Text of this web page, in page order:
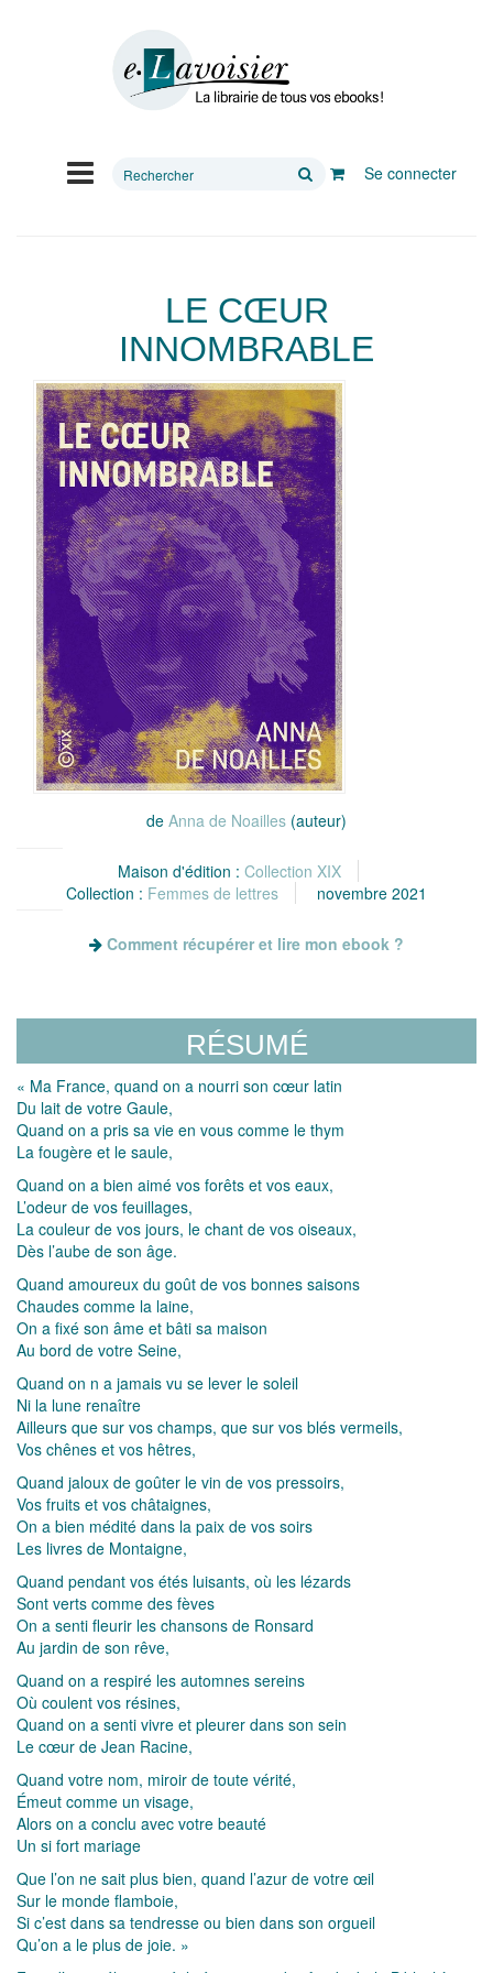
Rechercher
Se connecter
LE CŒUR
INNOMBRABLE
de Anna de Noailles (auteur)
Maison d'édition : Collection XIX
Collection : Femmes de lettres novembre 2021
Comment récupérer et lire mon ebook ?
RÉSUMÉ
« Ma France, quand on a nourri son cœur latin
Du lait de votre Gaule,
Quand on a pris sa vie en vous comme le thym
La fougère et le saule,
Quand on a bien aimé vos forêts et vos eaux,
L’odeur de vos feuillages,
La couleur de vos jours, le chant de vos oiseaux,
Dès l’aube de son âge.
Quand amoureux du goût de vos bonnes saisons
Chaudes comme la laine,
On a fixé son âme et bâti sa maison
Au bord de votre Seine,
Quand on n a jamais vu se lever le soleil
Ni la lune renaître
Ailleurs que sur vos champs, que sur vos blés vermeils,
Vos chênes et vos hêtres,
Quand jaloux de goûter le vin de vos pressoirs,
Vos fruits et vos châtaignes,
On a bien médité dans la paix de vos soirs
Les livres de Montaigne,
Quand pendant vos étés luisants, où les lézards
Sont verts comme des fèves
On a senti fleurir les chansons de Ronsard
Au jardin de son rêve,
Quand on a respiré les automnes sereins
Où coulent vos résines,
Quand on a senti vivre et pleurer dans son sein
Le cœur de Jean Racine,
Quand votre nom, miroir de toute vérité,
Émeut comme un visage,
Alors on a conclu avec votre beauté
Un si fort mariage
Que l’on ne sait plus bien, quand l’azur de votre œil
Sur le monde flamboie,
Si c’est dans sa tendresse ou bien dans son orgueil
Qu’on a le plus de joie. »